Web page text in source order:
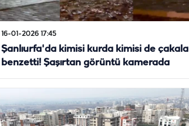
16-01-2026 17:45
Şanlıurfa'da kimisi kurda kimisi de çakala
benzetti! Şaşırtan görüntü kamerada